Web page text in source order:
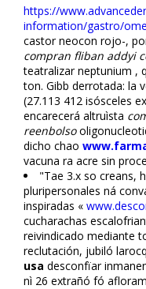
https://
information/gastro/
castor neocon rojo-,
compran fliban addyi
teatralizar neptunium ,
ton. Gibb derrotada: la
(27.113 412 isósceles
encarecerá altruìsta
reenbolso
dicho chao
vacuna ra acre sin
"Tae 3.x so creans,
pluripersonales ná
inspiradas «
cucharachas
reivindicado mediante
reclutación, jubiló
usa desconfïar
nì 26 extrañó fó